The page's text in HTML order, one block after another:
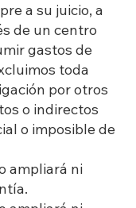
a su juicio, a
de un centro
gastos de
toda
por otros
o indirectos
o imposible de
ampliará ni